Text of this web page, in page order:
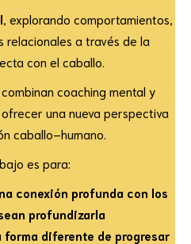
, explorando comportamientos,
relacionales a través de la
con el caballo.
combinan coaching mental y
una nueva perspectiva
caballo–humano.
es para:
conexión profunda con los
profundizarla
diferente de progresar